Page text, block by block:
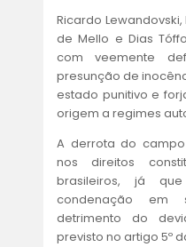
Ricardo
de Mello e Dias
com veemente
presunção de
estado punitivo e
origem a regimes
A derrota do
nos direitos
brasileiros, já
condenação em
detrimento do
previsto no artigo 5º